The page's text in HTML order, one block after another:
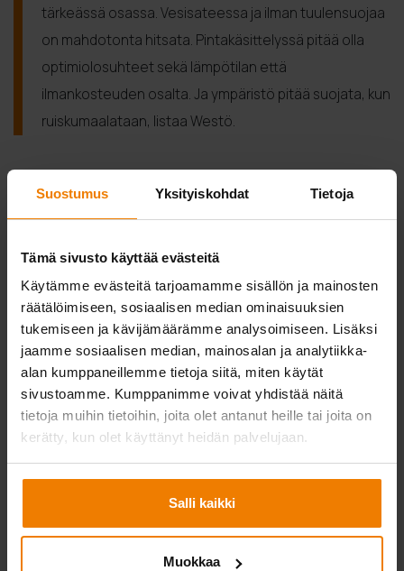
Suostumus Yksityiskohdat Tietoja
Tämä sivusto käyttää evästeitä
Käytämme evästeitä tarjoamamme sisällön ja mainosten
räätälöimiseen, sosiaalisen median ominaisuuksien
tukemiseen ja kävijämäärämme analysoimiseen. Lisäksi
jaamme sosiaalisen median, mainosalan ja analytiikka-
alan kumppaneillemme tietoja siitä, miten käytät
sivustoamme. Kumppanimme voivat yhdistää näitä
tietoja muihin tietoihin, joita olet antanut heille tai joita on
kerätty, kun olet käyttänyt heidän palvelujaan.
Salli kaikki
Muokkaa
tärkeässä osassa. Vesisateessa ja ilman tuulensuojaa
on mahdotonta hitsata. Pintakäsittelyssä pitää olla
optimiolosuhteet sekä lämpötilan että
ilmankosteuden osalta. Ja ympäristö pitää suojata, kun
ruiskumaalataan, listaa Westö.